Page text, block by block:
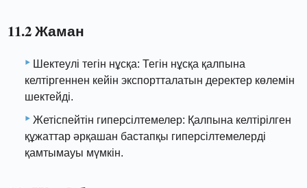
11.2 Жаман
Шектеулі тегін нұсқа: Тегін нұсқа қалпына
келтіргеннен кейін экспортталатын деректер көлемін
шектейді.
Жетіспейтін гиперсілтемелер: Қалпына келтірілген
құжаттар әрқашан бастапқы гиперсілтемелерді
қамтымауы мүмкін.